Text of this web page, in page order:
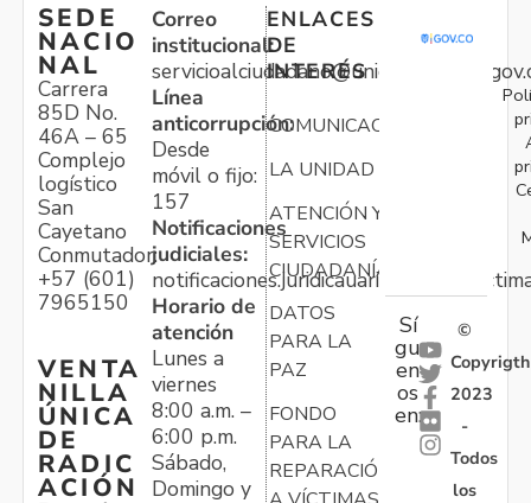
SEDE
NACIO
NAL
Carrera
85D No.
46A – 65
Complejo
logístico
San
Cayetano
Conmutador:
+57 (601)
7965150
VENTA
NILLA
ÚNICA
DE
RADIC
ACIÓN
Correo
institucional:
Línea
anticorrupción:
Desde
móvil o fijo:
157
Notificaciones
judiciales:
Horario de
atención
Lunes a
viernes
8:00 a.m. –
6:00 p.m.
Sábado,
Domingo y
ENLACES
DE
INTERÉS
COMUNICACIONES
LA UNIDAD
ATENCIÓN Y
SERVICIOS
CIUDADANÍA
DATOS
PARA LA
PAZ
FONDO
PARA LA
REPARACIÓN
Sí
gu
en
os
en:
©
Copyrigth
2023
-
Todos
los